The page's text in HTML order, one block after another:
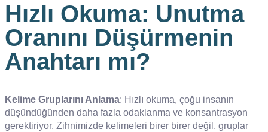
Hızlı Okuma: Unutma
Oranını Düşürmenin
Anahtarı mı?
Kelime Gruplarını Anlama: Hızlı okuma, çoğu insanın
düşündüğünden daha fazla odaklanma ve konsantrasyon
gerektiriyor. Zihnimizde kelimeleri birer birer değil, gruplar